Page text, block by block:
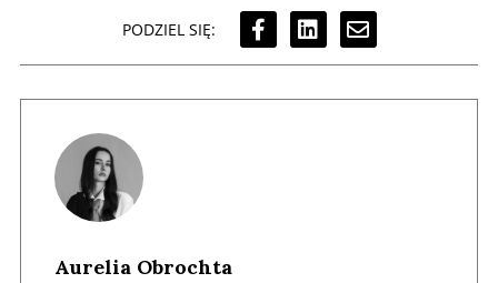
PODZIEL SIĘ:
Aurelia Obrochta